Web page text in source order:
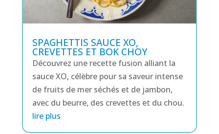
SPAGHETTIS SAUCE XO,
CREVETTES ET BOK CHOY
Découvrez une recette fusion alliant la
sauce XO, célèbre pour sa saveur intense
de fruits de mer séchés et de jambon,
avec du beurre, des crevettes et du chou.
lire plus